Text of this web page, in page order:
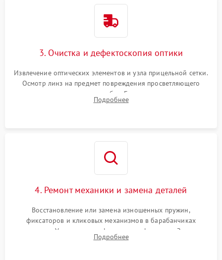
3. Очистка и дефектоскопия оптики
Извлечение оптических элементов и узла прицельной сетки.
Осмотр линз на предмет повреждения просветляющего
покрытия или появления грибка. Бережная очистка стекол
спецрастворами. Проверка целостности гравированной
Подробнее
4. Ремонт механики и замена деталей
Восстановление или замена изношенных пружин,
фиксаторов и кликовых механизмов в барабанчиках
поправок. Устранение люфтов в трансфокаторе. Замена
поврежденных линз, разбитой сетки или восстановление
Подробнее